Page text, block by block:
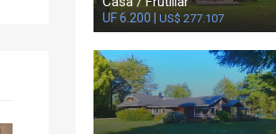
UF 6.200 | US$ 277.107